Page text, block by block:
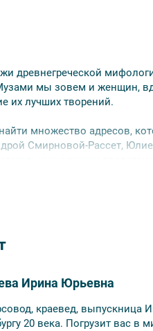
древнегреческой
Музами мы зовем и женщин,
их лучших творений.
множество адресов,
Смирновой-Рассет,
женщин
билетов для данной
Ирина Юрьевна
краевед, выпускница
20 века. Погрузит вас в